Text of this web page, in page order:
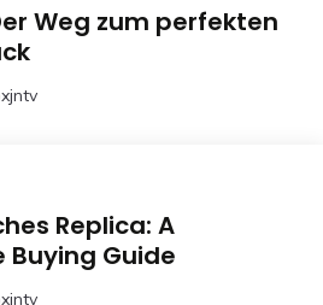
Weg zum perfekten
Replica: A
Guide